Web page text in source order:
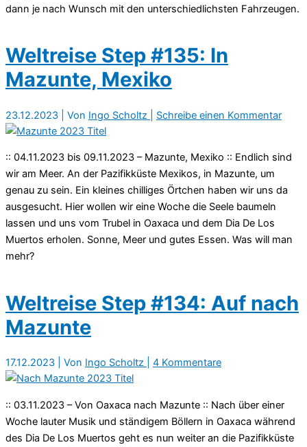
dann je nach Wunsch mit den unterschiedlichsten Fahrzeugen.
Weltreise Step #135: In
Mazunte, Mexiko
23.12.2023 | Von Ingo Scholtz Schreibe einen Kommentar
:: 04.11.2023 bis 09.11.2023 – Mazunte, Mexiko :: Endlich sind
wir am Meer. An der Pazifikküste Mexikos, in Mazunte, um
genau zu sein. Ein kleines chilliges Örtchen haben wir uns da
ausgesucht. Hier wollen wir eine Woche die Seele baumeln
lassen und uns vom Trubel in Oaxaca und dem Dia De Los
Muertos erholen. Sonne, Meer und gutes Essen. Was will man
mehr?
Weltreise Step #134: Auf nach
Mazunte
17.12.2023 | Von Ingo Scholtz 4 Kommentare
:: 03.11.2023 – Von Oaxaca nach Mazunte :: Nach über einer
Woche lauter Musik und ständigem Böllern in Oaxaca während
des Dia De Los Muertos geht es nun weiter an die Pazifikküste